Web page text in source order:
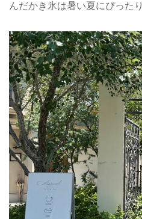
んだかき氷は暑い夏にぴったり